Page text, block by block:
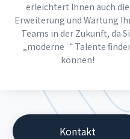
erleichtert Ihnen auch die
Erweiterung und Wartung
Teams in der Zukunft, da
„moderne“ Talente
können!
Kontakt